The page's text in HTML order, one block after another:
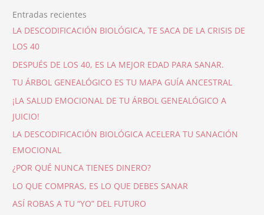
Entradas recientes
LA DESCODIFICACIÓN BIOLÓGICA, TE SACA DE LA CRISIS DE
LOS 40
DESPUÉS DE LOS 40, ES LA MEJOR EDAD PARA SANAR.
TU ÁRBOL GENEALÓGICO ES TU MAPA GUÍA ANCESTRAL
¡LA SALUD EMOCIONAL DE TU ÁRBOL GENEALÓGICO A
JUICIO!
LA DESCODIFICACIÓN BIOLÓGICA ACELERA TU SANACIÓN
EMOCIONAL
¿POR QUÉ NUNCA TIENES DINERO?
LO QUE COMPRAS, ES LO QUE DEBES SANAR
ASÍ ROBAS A TU “YO” DEL FUTURO